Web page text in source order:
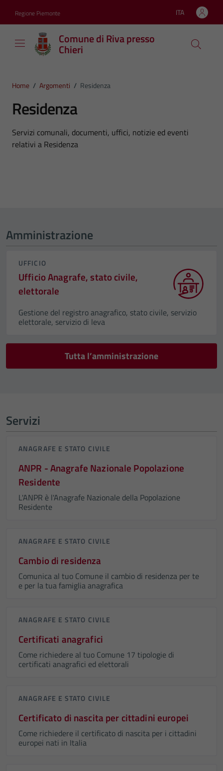
Regione Piemonte Lingua attiva:
ITA
Comune di Riva presso
Chieri
Home / Argomenti / Residenza
Residenza
Dettagli dell'argomento
Servizi comunali, documenti, uffici, notizie ed eventi
relativi a Residenza
Amministrazione
UFFICIO
Ufficio Anagrafe, stato civile,
elettorale
Gestione del registro anagrafico, stato civile, servizio
elettorale, servizio di leva
Tutta l’amministrazione
Servizi
ANAGRAFE E STATO CIVILE
ANPR - Anagrafe Nazionale Popolazione
Residente
L'ANPR è l'Anagrafe Nazionale della Popolazione
Residente
ANAGRAFE E STATO CIVILE
Cambio di residenza
Comunica al tuo Comune il cambio di residenza per te
e per la tua famiglia anagrafica
ANAGRAFE E STATO CIVILE
Certificati anagrafici
Come richiedere al tuo Comune 17 tipologie di
certificati anagrafici ed elettorali
ANAGRAFE E STATO CIVILE
Certificato di nascita per cittadini europei
Come richiedere il certificato di nascita per i cittadini
europei nati in Italia